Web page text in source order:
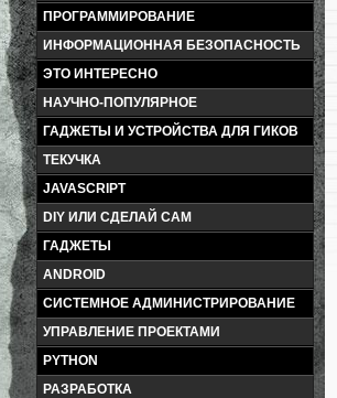
ПРОГРАММИРОВАНИЕ
ИНФОРМАЦИОННАЯ БЕЗОПАСНОСТЬ
ЭТО ИНТЕРЕСНО
НАУЧНО-ПОПУЛЯРНОЕ
ГАДЖЕТЫ И УСТРОЙСТВА ДЛЯ ГИКОВ
ТЕКУЧКА
JAVASCRIPT
DIY ИЛИ СДЕЛАЙ САМ
ГАДЖЕТЫ
ANDROID
СИСТЕМНОЕ АДМИНИСТРИРОВАНИЕ
УПРАВЛЕНИЕ ПРОЕКТАМИ
PYTHON
РАЗРАБОТКА